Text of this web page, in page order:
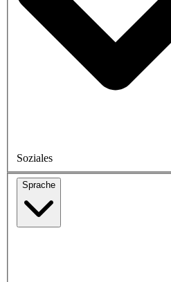
Soziales
Sprache